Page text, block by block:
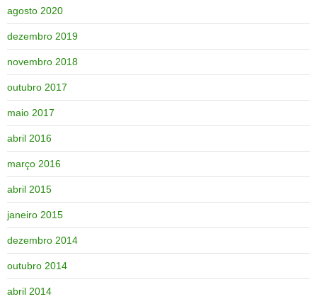
agosto 2020
dezembro 2019
novembro 2018
outubro 2017
maio 2017
abril 2016
março 2016
abril 2015
janeiro 2015
dezembro 2014
outubro 2014
abril 2014